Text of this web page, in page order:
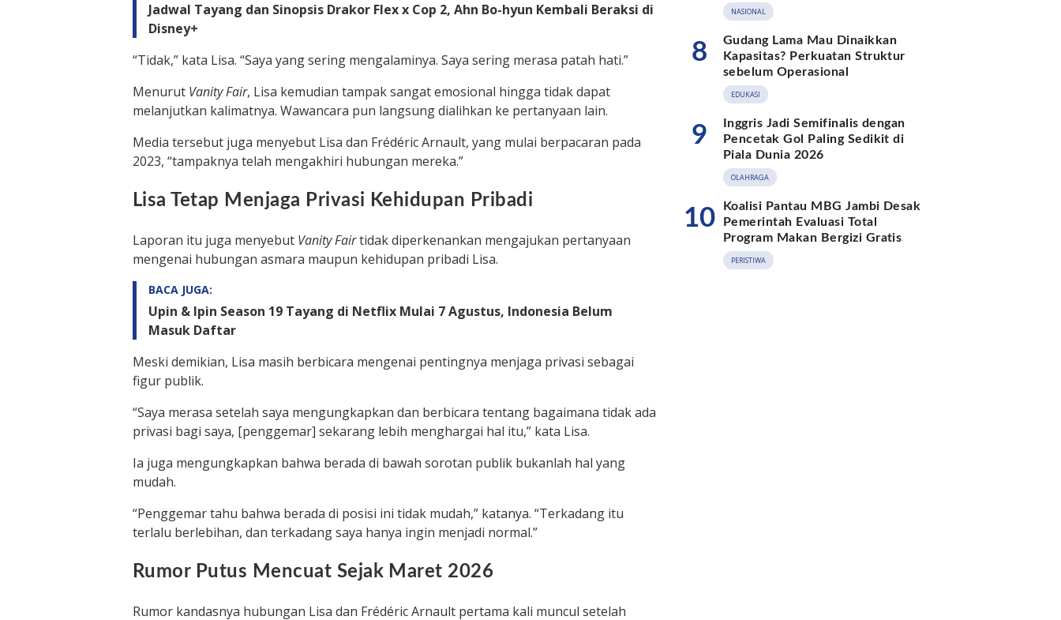
Jadwal Tayang dan Sinopsis Drakor Flex x Cop 2, Ahn Bo-hyun Kembali Beraksi di
Disney+
“Tidak,” kata Lisa. “Saya yang sering mengalaminya. Saya sering merasa patah hati.”
Menurut Vanity Fair, Lisa kemudian tampak sangat emosional hingga tidak dapat
melanjutkan kalimatnya. Wawancara pun langsung dialihkan ke pertanyaan lain.
Media tersebut juga menyebut Lisa dan Frédéric Arnault, yang mulai berpacaran pada
2023, “tampaknya telah mengakhiri hubungan mereka.”
Lisa Tetap Menjaga Privasi Kehidupan Pribadi
Laporan itu juga menyebut Vanity Fairtidak diperkenankan mengajukan pertanyaan
mengenai hubungan asmara maupun kehidupan pribadi Lisa.
BACA JUGA:
Upin & Ipin Season 19 Tayang di Netflix Mulai 7 Agustus, Indonesia Belum
Masuk Daftar
Meski demikian, Lisa masih berbicara mengenai pentingnya menjaga privasi sebagai
figur publik.
“Saya merasa setelah saya mengungkapkan dan berbicara tentang bagaimana tidak ada
privasi bagi saya, [penggemar] sekarang lebih menghargai hal itu,” kata Lisa.
Ia juga mengungkapkan bahwa berada di bawah sorotan publik bukanlah hal yang
mudah.
“Penggemar tahu bahwa berada di posisi ini tidak mudah,” katanya. “Terkadang itu
terlalu berlebihan, dan terkadang saya hanya ingin menjadi normal.”
Rumor Putus Mencuat Sejak Maret 2026
Rumor kandasnya hubungan Lisa dan Frédéric Arnault pertama kali muncul setelah
NASIONAL
8
Gudang Lama Mau Dinaikkan
Kapasitas? Perkuatan Struktur
sebelum Operasional
EDUKASI
9
Inggris Jadi Semifinalis dengan
Pencetak Gol Paling Sedikit di
Piala Dunia 2026
OLAHRAGA
10
Koalisi Pantau MBG Jambi Desak
Pemerintah Evaluasi Total
Program Makan Bergizi Gratis
PERISTIWA